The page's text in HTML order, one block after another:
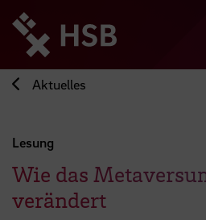
zum
Seiteninhalt
springen
Aktuelles
Lesung
Wie das
verändert